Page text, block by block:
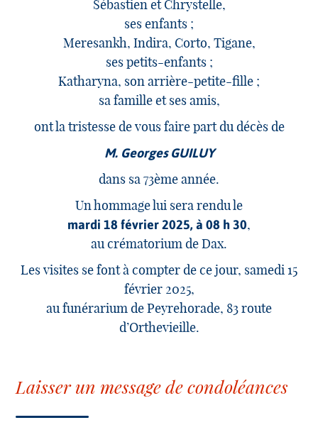
Sébastien et Chrystelle,
ses enfants ;
Meresankh, Indira, Corto, Tigane,
ses petits-enfants ;
Katharyna, son arrière-petite-fille ;
sa famille et ses amis,
ont la tristesse de vous faire part du décès de
M. Georges GUILUY
dans sa 73ème année.
Un hommage lui sera rendu le
mardi 18 février 2025, à 08 h 30,
au crématorium de Dax.
Les visites se font à compter de ce jour, samedi 15
février 2025,
au funérarium de Peyrehorade, 83 route
d’Orthevieille.
Laisser un message de condoléances